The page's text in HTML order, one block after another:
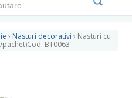
› Nasturi decorativi › Nasturi cu
BT0063